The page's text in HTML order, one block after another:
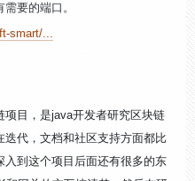
要的端口。
smart/...
目，是java开发者研究区块链
代，文档和社区支持方面都比
到这个项目后面还有很多的东